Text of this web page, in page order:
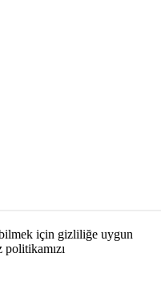
için gizliliğe uygun